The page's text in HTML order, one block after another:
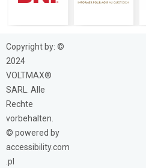
Copyright by: ©
2024
VOLTMAX®
SARL. Alle
Rechte
vorbehalten.
© powered by
accessibility.com
.pl